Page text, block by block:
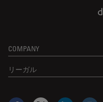
COMPANY
リーガル